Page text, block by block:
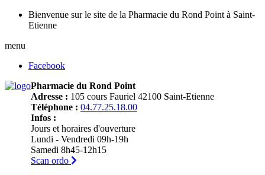
Bienvenue sur le site de la Pharmacie du Rond Point à Saint-
Etienne
menu
Facebook
Pharmacie du Rond Point
Adresse : 105 cours Fauriel 42100 Saint-Etienne
Téléphone : 04.77.25.18.00
Infos :
Jours et horaires d'ouverture
Lundi - Vendredi 09h-19h
Samedi 8h45-12h15
Scan ordo